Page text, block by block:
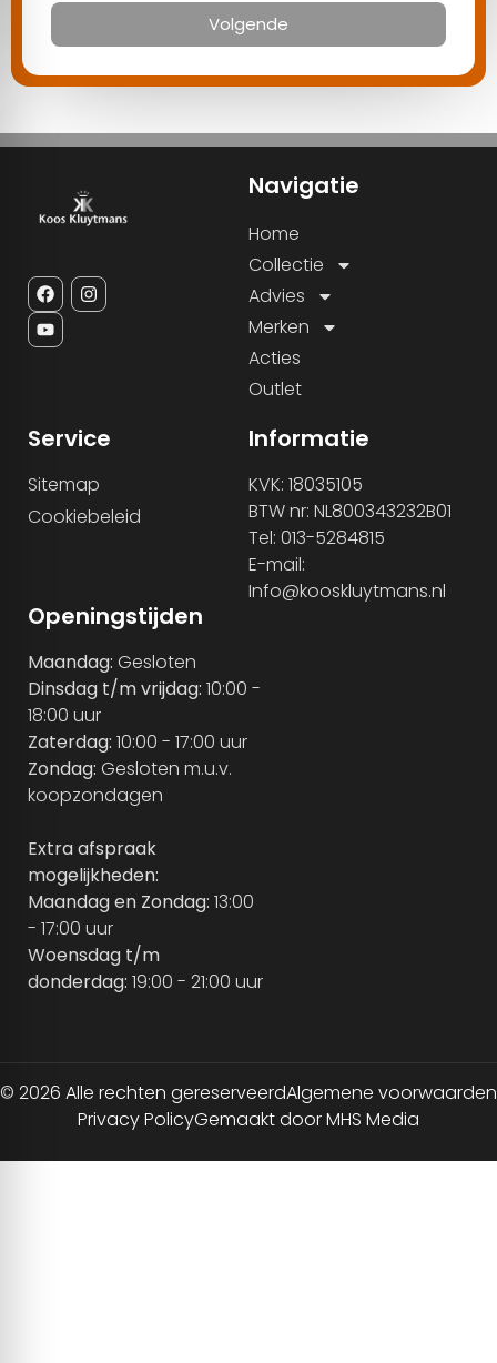
Volgende
Navigatie
Home
Collectie
Advies
Merken
Acties
Outlet
Service
Sitemap
Cookiebeleid
Informatie
KVK: 18035105
BTW nr: NL800343232B01
Tel: 013-5284815
E-mail:
Info@kooskluytmans.nl
Openingstijden
Maandag: Gesloten
Dinsdag t/m vrijdag: 10:00 -
18:00 uur
Zaterdag: 10:00 - 17:00 uur
Zondag: Gesloten m.u.v.
koopzondagen
Extra afspraak
mogelijkheden:
Maandag en Zondag: 13:00
- 17:00 uur
Woensdag t/m
donderdag: 19:00 - 21:00 uur
© 2026 Alle rechten gereserveerdAlgemene voorwaarden
Privacy PolicyGemaakt door MHS Media